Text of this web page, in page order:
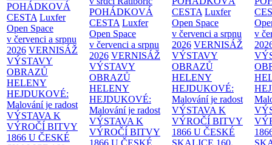
POHÁDKOVÁ
CESTA Luxfer
Open Space
v červenci a srpnu
2026 VERNISÁŽ
VÝSTAVY
OBRAZŮ
HELENY
HEJDUKOVÉ:
Malování je radost
VÝSTAVA K
VÝROČÍ BITVY
1866 U ČESKÉ
POHÁDKOVÁ
CESTA Luxfer
Open Space
v červenci a srpnu
2026 VERNISÁŽ
VÝSTAVY
OBRAZŮ
HELENY
HEJDUKOVÉ:
Malování je radost
VÝSTAVA K
VÝROČÍ BITVY
CESTA Luxfer
Open Space
v červenci a srpnu
2026 VERNISÁŽ
VÝSTAVY
OBRAZŮ
HELENY
HEJDUKOVÉ:
Malování je radost
VÝSTAVA K
VÝROČÍ BITVY
1866 U ČESKÉ
v